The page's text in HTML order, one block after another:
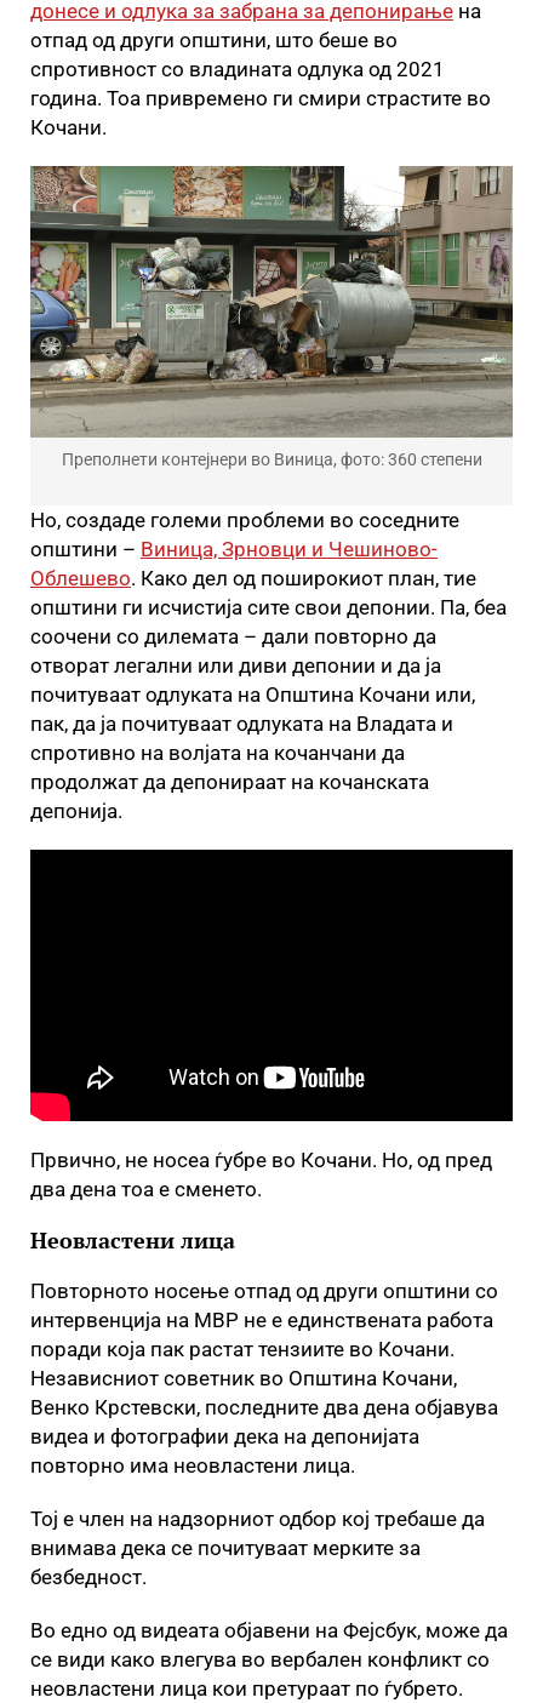
донесе и одлука за забрана за депонирање на
отпад од други општини, што беше во
спротивност со владината одлука од 2021
година. Тоа привремено ги смири страстите во
Кочани.
Преполнети контејнери во Виница, фото: 360 степени
Но, создаде големи проблеми во соседните
општини – Виница, Зрновци и Чешиново-
Облешево. Како дел од поширокиот план, тие
општини ги исчистија сите свои депонии. Па, беа
соочени со дилемата – дали повторно да
отворат легални или диви депонии и да ја
почитуваат одлуката на Општина Кочани или,
пак, да ја почитуваат одлуката на Владата и
спротивно на волјата на кочанчани да
продолжат да депонираат на кочанската
депонија.
Првично, не носеа ѓубре во Кочани. Но, од пред
два дена тоа е сменето.
Неовластени лица
Повторното носење отпад од други општини со
интервенција на МВР не е единствената работа
поради која пак растат тензиите во Кочани.
Независниот советник во Општина Кочани,
Венко Крстевски, последните два дена објавува
видеа и фотографии дека на депонијата
повторно има неовластени лица.
Тој е член на надзорниот одбор кој требаше да
внимава дека се почитуваат мерките за
безбедност.
Во едно од видеата објавени на Фејсбук, може да
се види како влегува во вербален конфликт со
неовластени лица кои претураат по ѓубрето.